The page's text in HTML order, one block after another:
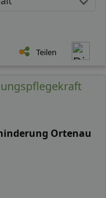
Teilen
Ortenau